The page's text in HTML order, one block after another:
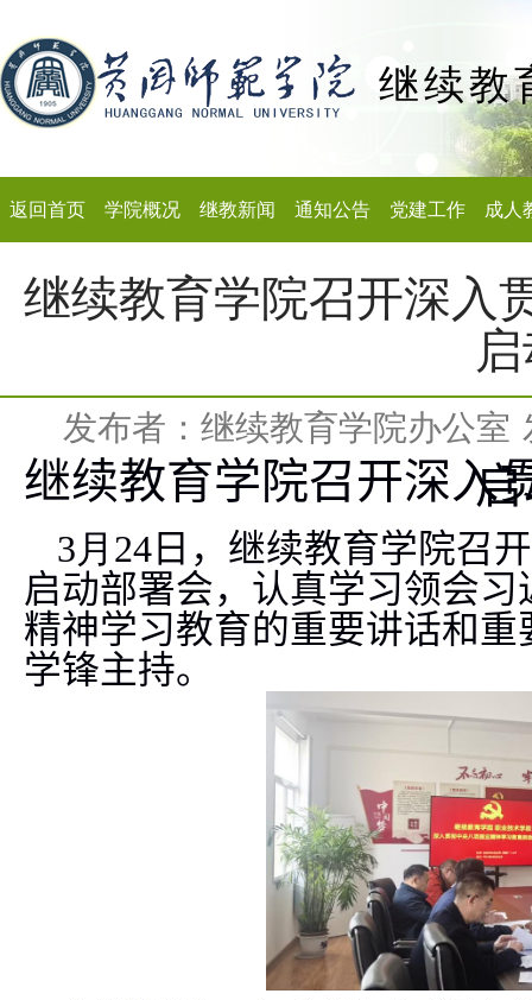
继续教
返回首页 学院概况 继教新闻 通知公告 党建工作 成人
继续教育学院召开深入
发布者：继续教育学院办公室
继续教育学院召开深入
3月 24日， 继续教育学院召
启动部署会，认真学习领会
精神学习教育的重要讲话和
学锋主持。